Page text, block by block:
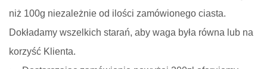
niż 100g niezależnie od ilości zamówionego ciasta.
Dokładamy wszelkich starań, aby waga była równa lub na
korzyść Klienta.